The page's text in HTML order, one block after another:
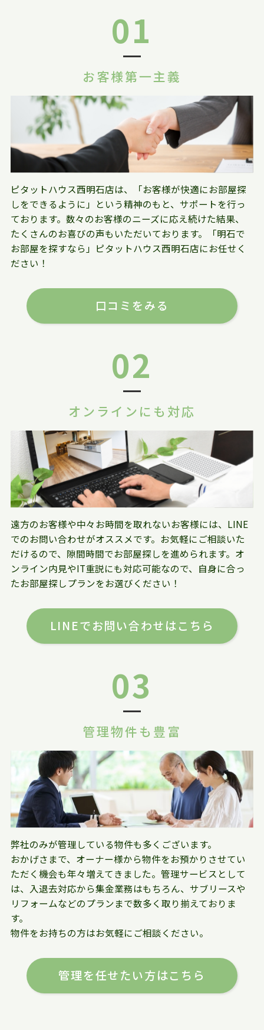
01
お客様第一主義
ピタットハウス西明石店は、「お客様が快適にお部屋探
しをできるように」という精神のもと、サポートを行っ
ております。数々のお客様のニーズに応え続けた結果、
たくさんのお喜びの声もいただいております。「明石で
お部屋を探すなら」ピタットハウス西明石店にお任せく
ださい！
口コミをみる
02
オンラインにも対応
遠方のお客様や中々お時間を取れないお客様には、LINE
でのお問い合わせがオススメです。お気軽にご相談いた
だけるので、隙間時間でお部屋探しを進められます。オ
ンライン内見やIT重説にも対応可能なので、自身に合っ
たお部屋探しプランをお選びください！
LINEでお問い合わせはこちら
03
管理物件も豊富
弊社のみが管理している物件も多くございます。
おかげさまで、オーナー様から物件をお預かりさせてい
ただく機会も年々増えてきました。管理サービスとして
は、入退去対応から集金業務はもちろん、サブリースや
リフォームなどのプランまで数多く取り揃えておりま
す。
物件をお持ちの方はお気軽にご相談ください。
管理を任せたい方はこちら